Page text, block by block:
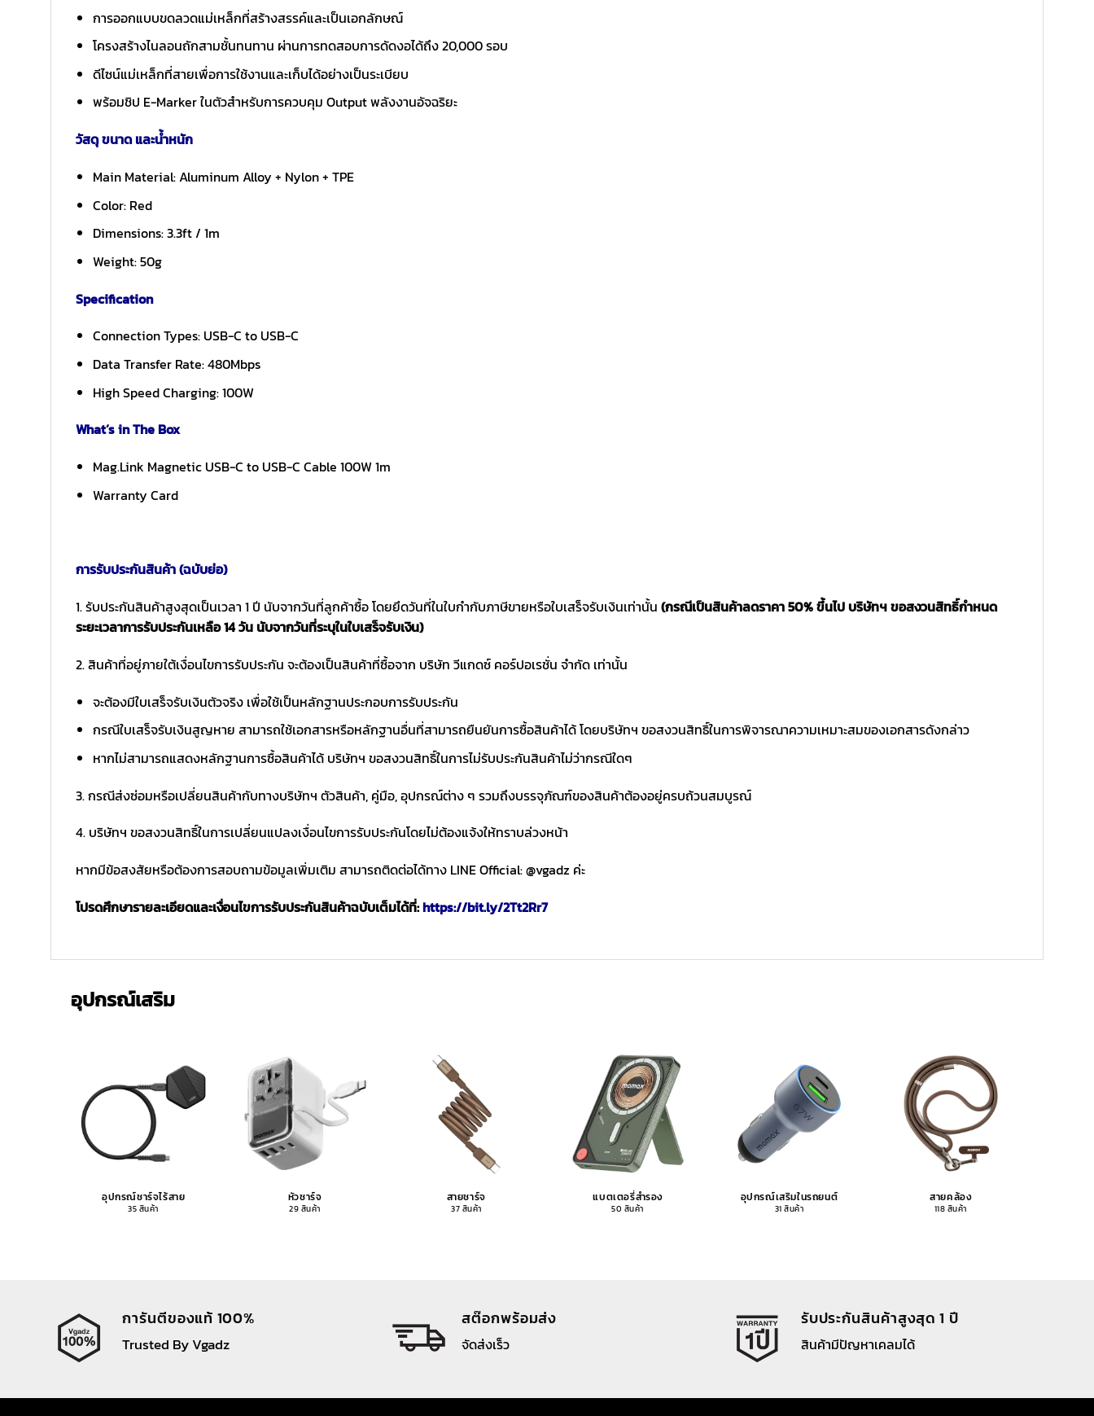
การออกแบบขดลวดแม่เหล็กที่สร้างสรรค์และเป็นเอกลักษณ์
โครงสร้างไนลอนถักสามชั้นทนทาน ผ่านการทดสอบการดัดงอได้ถึง 20,000 รอบ
ดีไซน์แม่เหล็กที่สายเพื่อการใช้งานและเก็บได้อย่างเป็นระเบียบ
พร้อมชิป E-Marker ในตัวสำหรับการควบคุม Output พลังงานอัจฉริยะ
วัสดุ ขนาด และน้ำหนัก
Main Material: Aluminum Alloy + Nylon + TPE
Color: Red
Dimensions: 3.3ft / 1m
Weight: 50g
Specification
Connection Types: USB-C to USB-C
Data Transfer Rate: 480Mbps
High Speed Charging: 100W
What’s in The Box
Mag.Link Magnetic USB-C to USB-C Cable 100W 1m
Warranty Card
การรับประกันสินค้า (ฉบับย่อ)
1. รับประกันสินค้าสูงสุดเป็นเวลา 1 ปี นับจากวันที่ลูกค้าซื้อ โดยยึดวันที่ในใบกำกับภาษีขายหรือใบเสร็จรับเงินเท่านั้น (กรณีเป็นสินค้าลดราคา 50% ขึ้นไป บริษัทฯ ขอสงวนสิทธิ์กำหนด
ระยะเวลาการรับประกันเหลือ 14 วัน นับจากวันที่ระบุในใบเสร็จรับเงิน)
2. สินค้าที่อยู่ภายใต้เงื่อนไขการรับประกัน จะต้องเป็นสินค้าที่ซื้อจาก บริษัท วีแกดซ์ คอร์ปอเรชั่น จำกัด เท่านั้น
จะต้องมีใบเสร็จรับเงินตัวจริง เพื่อใช้เป็นหลักฐานประกอบการรับประกัน
กรณีใบเสร็จรับเงินสูญหาย สามารถใช้เอกสารหรือหลักฐานอื่นที่สามารถยืนยันการซื้อสินค้าได้ โดยบริษัทฯ ขอสงวนสิทธิ์ในการพิจารณาความเหมาะสมของเอกสารดังกล่าว
หากไม่สามารถแสดงหลักฐานการซื้อสินค้าได้ บริษัทฯ ขอสงวนสิทธิ์ในการไม่รับประกันสินค้าไม่ว่ากรณีใดๆ
3. กรณีส่งซ่อมหรือเปลี่ยนสินค้ากับทางบริษัทฯ ตัวสินค้า, คู่มือ, อุปกรณ์ต่าง ๆ รวมถึงบรรจุภัณฑ์ของสินค้าต้องอยู่ครบถ้วนสมบูรณ์
4. บริษัทฯ ขอสงวนสิทธิ์ในการเปลี่ยนแปลงเงื่อนไขการรับประกันโดยไม่ต้องแจ้งให้ทราบล่วงหน้า
หากมีข้อสงสัยหรือต้องการสอบถามข้อมูลเพิ่มเติม สามารถติดต่อได้ทาง LINE Official: @vgadz ค่ะ
โปรดศึกษารายละเอียดและเงื่อนไขการรับประกันสินค้าฉบับเต็มได้ที่:https://bit.ly/2Tt2Rr7
อุปกรณ์เสริม
อุปกรณ์ชาร์จไร้สาย
35 สินค้า
หัวชาร์จ
29 สินค้า
สายชาร์จ
37 สินค้า
แบตเตอรี่สำรอง
50 สินค้า
อุปกรณ์เสริมในรถยนต์
31 สินค้า
สายคล้อง
118 สินค้า
การันตีของแท้ 100%
Trusted By Vgadz
สต๊อกพร้อมส่ง
จัดส่งเร็ว
รับประกันสินค้าสูงสุด 1 ปี
สินค้ามีปัญหาเคลมได้